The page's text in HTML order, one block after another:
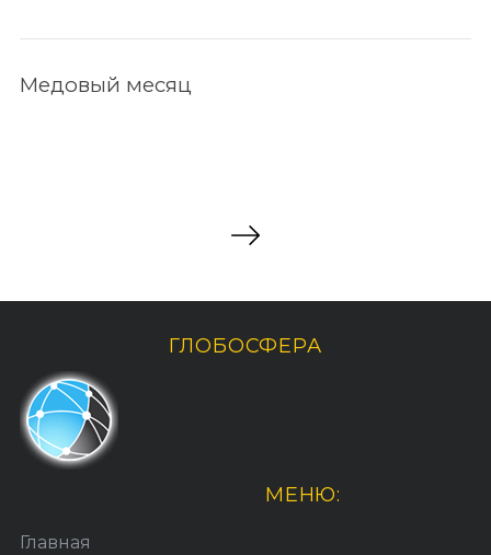
Медовый месяц
ГЛОБОСФЕРА
МЕНЮ:
Главная